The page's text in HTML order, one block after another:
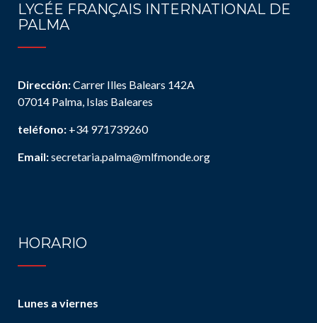
LYCÉE FRANÇAIS INTERNATIONAL DE
PALMA
Dirección:Carrer Illes Balears 142A
07014 Palma, Islas Baleares
teléfono: +34 971739260
Email:secretaria.palma@mlfmonde.org
HORARIO
Lunes a viernes